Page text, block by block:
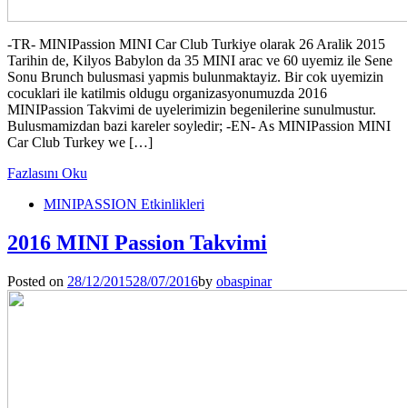
-TR- MINIPassion MINI Car Club Turkiye olarak 26 Aralik 2015
Tarihin de, Kilyos Babylon da 35 MINI arac ve 60 uyemiz ile Sene
Sonu Brunch bulusmasi yapmis bulunmaktayiz. Bir cok uyemizin
cocuklari ile katilmis oldugu organizasyonumuzda 2016
MINIPassion Takvimi de uyelerimizin begenilerine sunulmustur.
Bulusmamizdan bazi kareler soyledir; -EN- As MINIPassion MINI
Car Club Turkey we […]
Fazlasını Oku
MINIPASSION Etkinlikleri
2016 MINI Passion Takvimi
Posted on 28/12/201528/07/2016by obaspinar